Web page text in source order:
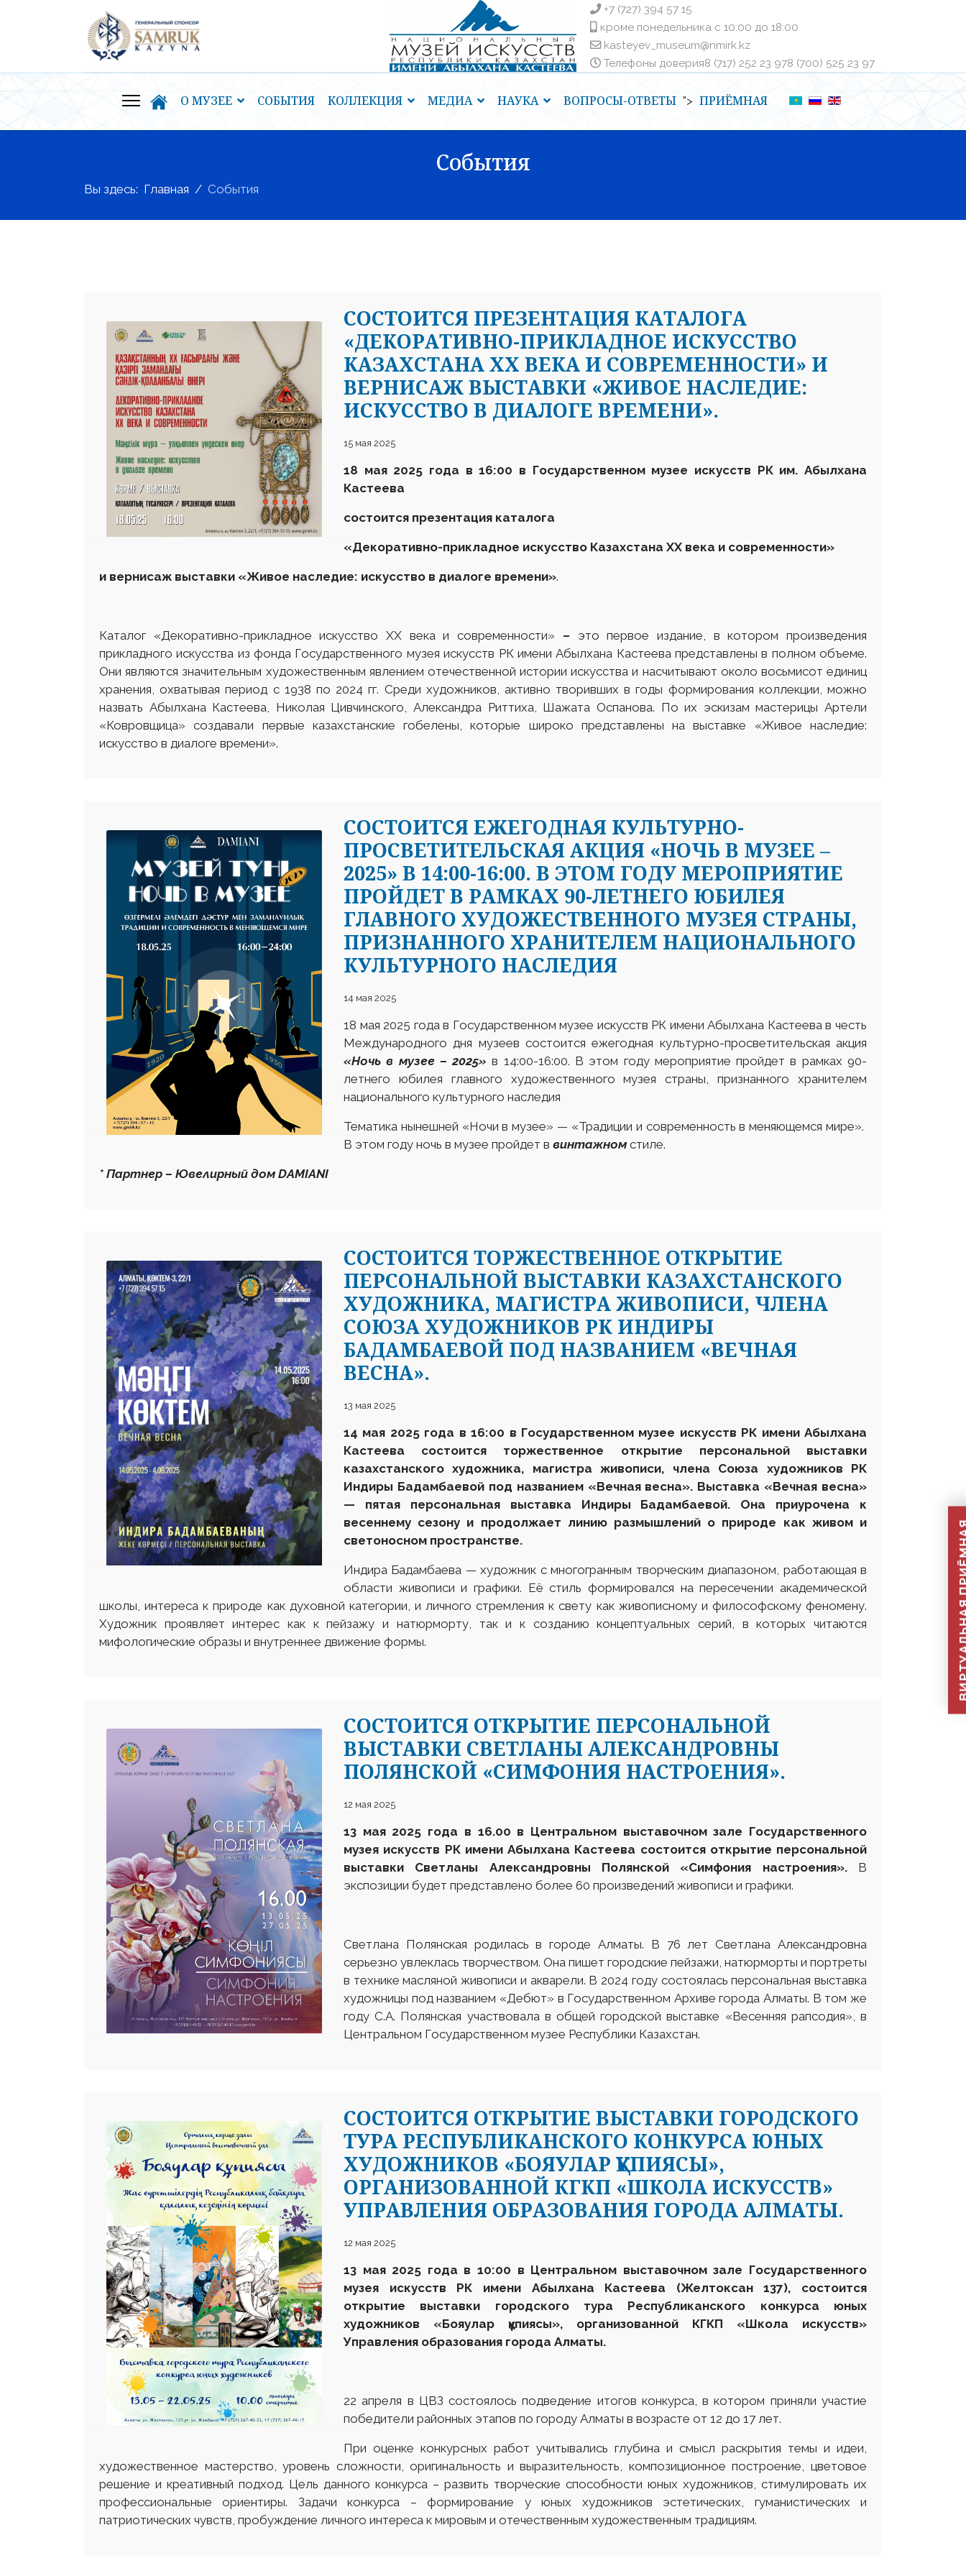
+7 (727) 394 57 15
кроме понедельника с 10:00 до 18:00
kasteyev_museum@nmirk.kz
Телефоны доверияㅤ8 (717) 252 23 97ㅤㅤ8 (700) 525 23 97
О МУЗЕЕ СОБЫТИЯ КОЛЛЕКЦИЯ МЕДИА НАУКА ВОПРОСЫ-ОТВЕТЫ "> ПРИЁМНАЯ
События
Вы здесь: Главная События
СОСТОИТСЯ ПРЕЗЕНТАЦИЯ КАТАЛОГА
«ДЕКОРАТИВНО-ПРИКЛАДНОЕ ИСКУССТВО
КАЗАХСТАНА ХХ ВЕКА И СОВРЕМЕННОСТИ» И
ВЕРНИСАЖ ВЫСТАВКИ «ЖИВОЕ НАСЛЕДИЕ:
ИСКУССТВО В ДИАЛОГЕ ВРЕМЕНИ».
15 мая 2025
18 мая 2025 года в 16:00 в Государственном музее искусств РК им. Абылхана
Кастеева
состоится презентация каталога
«Декоративно-прикладное искусство Казахстана ХХ века и современности»
и вернисаж выставки «Живое наследие: искусство в диалоге времени».
Каталог «Декоративно-прикладное искусство ХХ века и современности» – это первое издание, в котором произведения
прикладного искусства из фонда Государственного музея искусств РК имени Абылхана Кастеева представлены в полном объеме.
Они являются значительным художественным явлением отечественной истории искусства и насчитывают около восьмисот единиц
хранения, охватывая период с 1938 по 2024 гг. Среди художников, активно творивших в годы формирования коллекции, можно
назвать Абылхана Кастеева, Николая Цивчинского, Александра Риттиха, Шажата Оспанова. По их эскизам мастерицы Артели
«Ковровщица» создавали первые казахстанские гобелены, которые широко представлены на выставке «Живое наследие:
искусство в диалоге времени».
СОСТОИТСЯ ЕЖЕГОДНАЯ КУЛЬТУРНО-
ПРОСВЕТИТЕЛЬСКАЯ АКЦИЯ «НОЧЬ В МУЗЕЕ –
2025» В 14:00-16:00. В ЭТОМ ГОДУ МЕРОПРИЯТИЕ
ПРОЙДЕТ В РАМКАХ 90-ЛЕТНЕГО ЮБИЛЕЯ
ГЛАВНОГО ХУДОЖЕСТВЕННОГО МУЗЕЯ СТРАНЫ,
ПРИЗНАННОГО ХРАНИТЕЛЕМ НАЦИОНАЛЬНОГО
КУЛЬТУРНОГО НАСЛЕДИЯ
14 мая 2025
18 мая 2025 года в Государственном музее искусств РК имени Абылхана Кастеева в честь
Международного дня музеев состоится ежегодная культурно-просветительская акция
«Ночь в музее – 2025» в 14:00-16:00. В этом году мероприятие пройдет в рамках 90-
летнего юбилея главного художественного музея страны, признанного хранителем
национального культурного наследия
Тематика нынешней «Ночи в музее» — «Традиции и современность в меняющемся мире».
В этом году ночь в музее пройдет в винтажном стиле.
* Партнер – Ювелирный дом DAMIANI
СОСТОИТСЯ ТОРЖЕСТВЕННОЕ ОТКРЫТИЕ
ПЕРСОНАЛЬНОЙ ВЫСТАВКИ КАЗАХСТАНСКОГО
ХУДОЖНИКА, МАГИСТРА ЖИВОПИСИ, ЧЛЕНА
СОЮЗА ХУДОЖНИКОВ РК ИНДИРЫ
БАДАМБАЕВОЙ ПОД НАЗВАНИЕМ «ВЕЧНАЯ
ВЕСНА».
13 мая 2025
14 мая 2025 года в 16:00 в Государственном музее искусств РК имени Абылхана
Кастеева состоится торжественное открытие персональной выставки
казахстанского художника, магистра живописи, члена Союза художников РК
Индиры Бадамбаевой под названием «Вечная весна». Выставка «Вечная весна»
— пятая персональная выставка Индиры Бадамбаевой. Она приурочена к
весеннему сезону и продолжает линию размышлений о природе как живом и
светоносном пространстве.
Индира Бадамбаева — художник с многогранным творческим диапазоном, работающая в
области живописи и графики. Её стиль формировался на пересечении академической
школы, интереса к природе как духовной категории, и личного стремления к свету как живописному и философскому феномену.
Художник проявляет интерес как к пейзажу и натюрморту, так и к созданию концептуальных серий, в которых читаются
мифологические образы и внутреннее движение формы.
СОСТОИТСЯ ОТКРЫТИЕ ПЕРСОНАЛЬНОЙ
ВЫСТАВКИ СВЕТЛАНЫ АЛЕКСАНДРОВНЫ
ПОЛЯНСКОЙ «СИМФОНИЯ НАСТРОЕНИЯ».
12 мая 2025
13 мая 2025 года в 16.00 в Центральном выставочном зале Государственного
музея искусств РК имени Абылхана Кастеева состоится открытие персональной
выставки Светланы Александровны Полянской «Симфония настроения».В
экспозиции будет представлено более 60 произведений живописи и графики.
Светлана Полянская родилась в городе Алматы. В 76 лет Светлана Александровна
серьезно увлеклась творчеством. Она пишет городские пейзажи, натюрморты и портреты
в технике масляной живописи и акварели. В 2024 году состоялась персональная выставка
художницы под названием «Дебют» в Государственном Архиве города Алматы. В том же
году С.А. Полянская участвовала в общей городской выставке «Весенняя рапсодия», в
Центральном Государственном музее Республики Казахстан.
СОСТОИТСЯ ОТКРЫТИЕ ВЫСТАВКИ ГОРОДСКОГО
ТУРА РЕСПУБЛИКАНСКОГО КОНКУРСА ЮНЫХ
ХУДОЖНИКОВ «БОЯУЛАР ҚҰПИЯСЫ»,
ОРГАНИЗОВАННОЙ КГКП «ШКОЛА ИСКУССТВ»
УПРАВЛЕНИЯ ОБРАЗОВАНИЯ ГОРОДА АЛМАТЫ.
12 мая 2025
13 мая 2025 года в 10:00 в Центральном выставочном зале Государственного
музея искусств РК имени Абылхана Кастеева (Желтоксан 137), состоится
открытие выставки городского тура Республиканского конкурса юных
художников «Бояулар құпиясы», организованной КГКП «Школа искусств»
Управления образования города Алматы.
22 апреля в ЦВЗ состоялось подведение итогов конкурса, в котором приняли участие
победители районных этапов по городу Алматы в возрасте от 12 до 17 лет.
При оценке конкурсных работ учитывались глубина и смысл раскрытия темы и идеи,
художественное мастерство, уровень сложности, оригинальность и выразительность, композиционное построение, цветовое
решение и креативный подход. Цель данного конкурса – развить творческие способности юных художников, стимулировать их
профессиональные ориентиры. Задачи конкурса – формирование у юных художников эстетических, гуманистических и
патриотических чувств, пробуждение личного интереса к мировым и отечественным художественным традициям.